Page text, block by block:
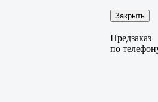
Закрыть
Предзаказ
по